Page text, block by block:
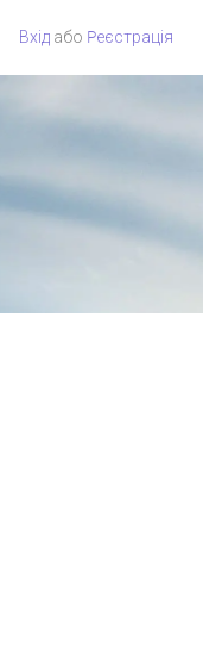
Вхід або Pеєстрація